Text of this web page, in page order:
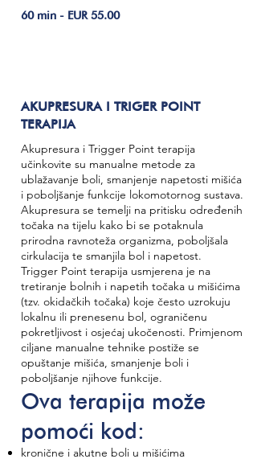
60 min - EUR 55.00
AKUPRESURA I TRIGER POINT
TERAPIJA
Akupresura i Trigger Point terapija
učinkovite su manualne metode za
ublažavanje boli, smanjenje napetosti mišića
i poboljšanje funkcije lokomotornog sustava.
Akupresura se temelji na pritisku određenih
točaka na tijelu kako bi se potaknula
prirodna ravnoteža organizma, poboljšala
cirkulacija te smanjila bol i napetost.
Trigger Point terapija usmjerena je na
tretiranje bolnih i napetih točaka u mišićima
(tzv. okidačkih točaka) koje često uzrokuju
lokalnu ili prenesenu bol, ograničenu
pokretljivost i osjećaj ukočenosti. Primjenom
ciljane manualne tehnike postiže se
opuštanje mišića, smanjenje boli i
poboljšanje njihove funkcije.
Ova terapija može
pomoći kod:
kronične i akutne boli u mišićima